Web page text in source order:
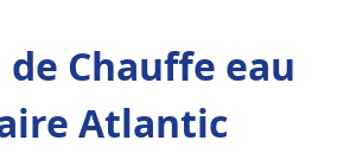
de Chauffe eau
Atlantic